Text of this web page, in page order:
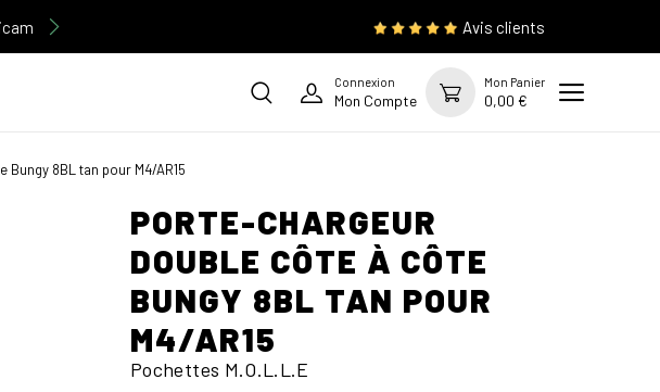
Avis clients
Connexion
Mon Compte
Mon Panier
0,00 €
8BL tan pour M4/AR15
PORTE-CHARGEUR
DOUBLE CÔTE À CÔTE
BUNGY 8BL TAN POUR
M4/AR15
Pochettes M.O.L.L.E